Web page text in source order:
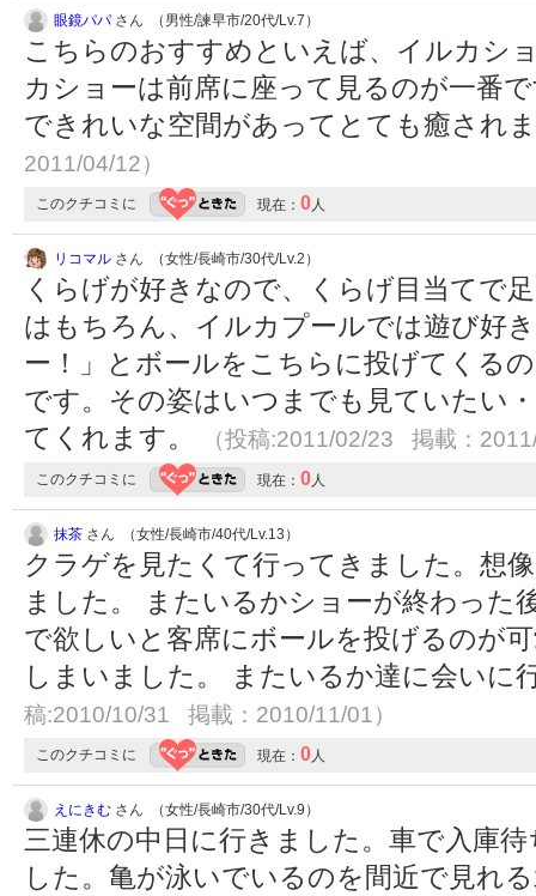
眼鏡パパさん （男性/諫早市/20代/Lv.7）
こちらのおすすめといえば、イルカシ
カショーは前席に座って見るのが一番
できれいな空間があってとても癒され
2011/04/12）
このクチコミに 現在： 0人
リコマル さん （女性/長崎市/30代/Lv.2）
くらげが好きなので、くらげ目当てで
はもちろん、イルカプールでは遊び好
ー！」とボールをこちらに投げてくる
です。その姿はいつまでも見ていたい
てくれます。
（投稿:2011/02/23 掲載：
このクチコミに 現在： 0人
抹茶 さん （女性/長崎市/40代/Lv.13）
クラゲを見たくて行ってきました。想
ました。 またいるかショーが終わった
で欲しいと客席にボールを投げるのが
しまいました。 またいるか達に会いに
稿:2010/10/31 掲載：2010/11/01）
このクチコミに 現在： 0人
えにきむ さん （女性/長崎市/30代/Lv.9）
三連休の中日に行きました。車で入庫
した。亀が泳いでいるのを間近で見れ